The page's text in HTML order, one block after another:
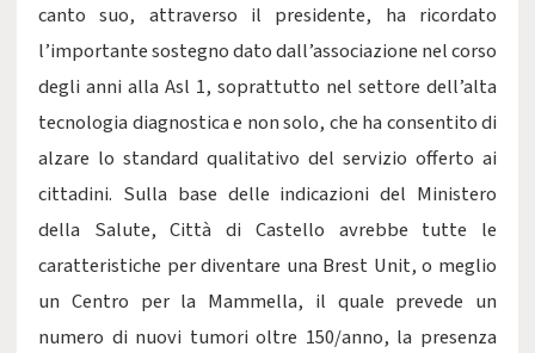
canto suo, attraverso il presidente, ha ricordato
l’importante sostegno dato dall’associazione nel corso
degli anni alla Asl 1, soprattutto nel settore dell’alta
tecnologia diagnostica e non solo, che ha consentito di
alzare lo standard qualitativo del servizio offerto ai
cittadini. Sulla base delle indicazioni del Ministero
della Salute, Città di Castello avrebbe tutte le
caratteristiche per diventare una Brest Unit, o meglio
un Centro per la Mammella, il quale prevede un
numero di nuovi tumori oltre 150/anno, la presenza